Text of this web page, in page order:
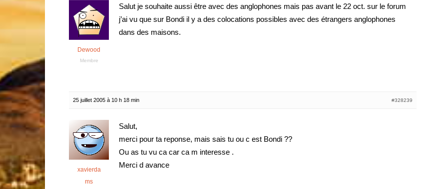
Dewood
Membre
Salut je souhaite aussi être avec des anglophones mais pas avant le 22 oct. sur le forum
j’ai vu que sur Bondi il y a des colocations possibles avec des étrangers anglophones
dans des maisons.
25 juillet 2005 à 10 h 18 min #328239
xavierda
ms
Salut,
merci pour ta reponse, mais sais tu ou c est Bondi ??
Ou as tu vu ca car ca m interesse .
Merci d avance